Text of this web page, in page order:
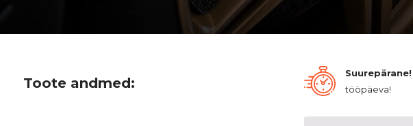
Toote andmed:
Suurepärane!
tööpäeva!